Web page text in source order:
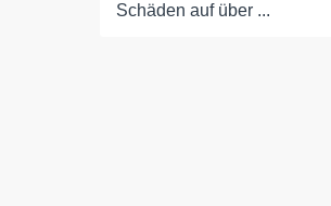
Schäden auf über ...